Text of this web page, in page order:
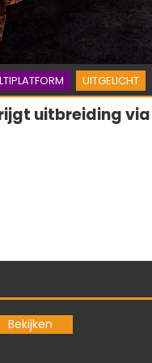
UITGELICHT
uitbreiding via